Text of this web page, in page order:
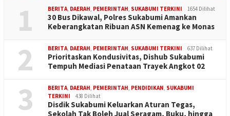
1 BERITA, DAERAH, PEMERINTAH, SUKABUMI TERKINI 1654 Dilihat
30 Bus Dikawal, Polres Sukabumi Amankan
Keberangkatan Ribuan ASN Kemenag ke Monas
2 BERITA, DAERAH, PEMERINTAH, SUKABUMI TERKINI 637 Dilihat
Prioritaskan Kondusivitas, Dishub Sukabumi
Tempuh Mediasi Penataan Trayek Angkot 02
3 BERITA, DAERAH, PEMERINTAH, PENDIDIKAN, SUKABUMI
TERKINI
438 Dilihat
Disdik Sukabumi Keluarkan Aturan Tegas,
Sekolah Tak Boleh Jual Seragam, Buku, hingga